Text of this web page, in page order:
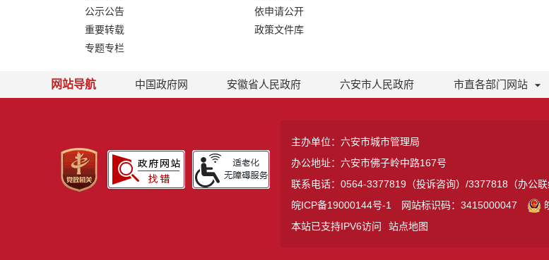
公示公告
重要转载
专题专栏
依申请公开
政策文件库
网站导航 中国政府网 安徽省人民政府 六安市人民政府 市直各部门网站
主办单位：六安市城市管理局
办公地址：六安市佛子岭中路167号
联系电话：0564-3377819（投诉咨询）/3377818（办公联
皖ICP备19000144号-1
网站标识码：3415000047
本站已支持IPV6访问
站点地图